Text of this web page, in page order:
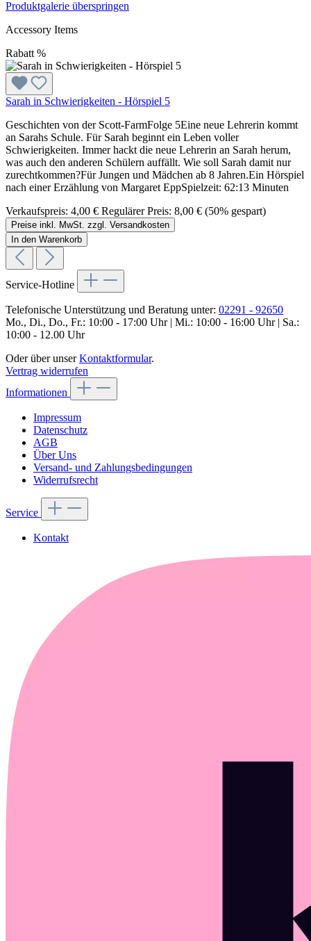
Produktgalerie überspringen
Accessory Items
Rabatt %
Sarah in Schwierigkeiten - Hörspiel 5
Geschichten von der Scott-FarmFolge 5Eine neue Lehrerin kommt
an Sarahs Schule. Für Sarah beginnt ein Leben voller
Schwierigkeiten. Immer hackt die neue Lehrerin an Sarah herum,
was auch den anderen Schülern auffällt. Wie soll Sarah damit nur
zurechtkommen?Für Jungen und Mädchen ab 8 Jahren.Ein Hörspiel
nach einer Erzählung von Margaret EppSpielzeit: 62:13 Minuten
Verkaufspreis: 4,00 € Regulärer Preis: 8,00 € (50% gespart)
Preise inkl. MwSt. zzgl. Versandkosten
In den Warenkorb
Service-Hotline
Telefonische Unterstützung und Beratung unter: 02291 - 92650
Mo., Di., Do., Fr.: 10:00 - 17:00 Uhr | Mi.: 10:00 - 16:00 Uhr | Sa.:
10:00 - 12.00 Uhr
Oder über unserKontaktformular.
Vertrag widerrufen
Informationen
Impressum
Datenschutz
AGB
Über Uns
Versand- und Zahlungsbedingungen
Widerrufsrecht
Service
Kontakt